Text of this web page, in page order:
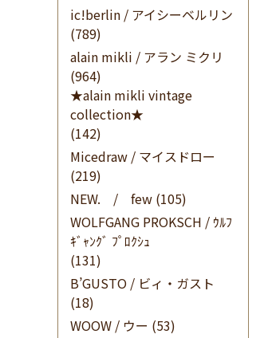
ic!berlin / アイシーベルリン
(789)
alain mikli / アラン ミクリ
(964)
★alain mikli vintage
collection★
(142)
Micedraw / マイスドロー
(219)
NEW. / few (105)
WOLFGANG PROKSCH / ｳﾙﾌ
ｷﾞｬﾝｸﾞ ﾌﾟﾛｸｼｭ
(131)
B’GUSTO / ビィ・ガスト
(18)
WOOW / ウー (53)